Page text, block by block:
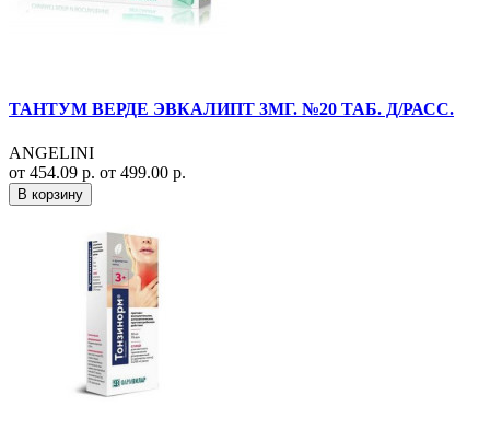
ТАНТУМ ВЕРДЕ ЭВКАЛИПТ 3МГ. №20 ТАБ. Д/РАСС.
ANGELINI
от 454.09 р. от 499.00 р.
В корзину